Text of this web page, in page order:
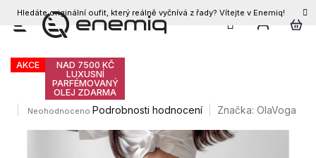
Přejít
Hledáte originální oufit, který reálně vyčnívá z řady? Vítejte v Enemiq!
CZK
Olavoga Jervi jogger
AKCE
NAD 7500 KČ
LUXUSNÍ
PARFÉMOVANÝ
OLEJ ZDARMA
Průměrné
Neohodnoceno Podrobnosti hodnocení Značka: OlaVoga